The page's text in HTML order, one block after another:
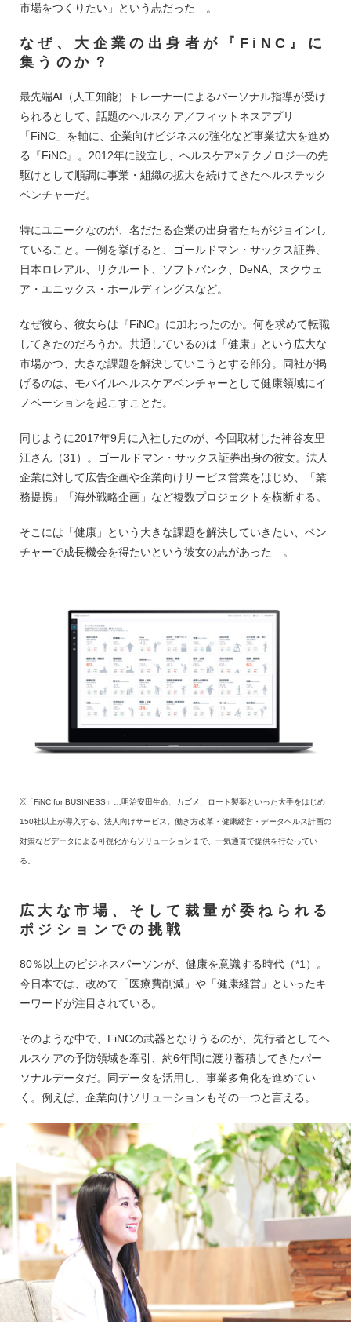
市場をつくりたい」という志だった―。
なぜ、大企業の出身者が『FiNC』に
集うのか？
最先端AI（人工知能）トレーナーによるパーソナル指導が受け
られるとして、話題のヘルスケア／フィットネスアプリ
「FiNC」を軸に、企業向けビジネスの強化など事業拡大を進め
る『FiNC』。2012年に設立し、ヘルスケア×テクノロジーの先
駆けとして順調に事業・組織の拡大を続けてきたヘルステック
ベンチャーだ。
特にユニークなのが、名だたる企業の出身者たちがジョインし
ていること。一例を挙げると、ゴールドマン・サックス証券、
日本ロレアル、リクルート、ソフトバンク、DeNA、スクウェ
ア・エニックス・ホールディングスなど。
なぜ彼ら、彼女らは『FiNC』に加わったのか。何を求めて転職
してきたのだろうか。共通しているのは「健康」という広大な
市場かつ、大きな課題を解決していこうとする部分。同社が掲
げるのは、モバイルヘルスケアベンチャーとして健康領域にイ
ノベーションを起こすことだ。
同じように2017年9月に入社したのが、今回取材した神谷友里
江さん（31）。ゴールドマン・サックス証券出身の彼女。法人
企業に対して広告企画や企業向けサービス営業をはじめ、「業
務提携」「海外戦略企画」など複数プロジェクトを横断する。
そこには「健康」という大きな課題を解決していきたい、ベン
チャーで成長機会を得たいという彼女の志があった―。
※「FiNC for BUSINESS」…明治安田生命、カゴメ、ロート製薬といった大手をはじめ
150社以上が導入する、法人向けサービス。働き方改革・健康経営・データヘルス計画の
対策などデータによる可視化からソリューションまで、一気通貫で提供を行なってい
る。
広大な市場、そして裁量が委ねられる
ポジションでの挑戦
80％以上のビジネスパーソンが、健康を意識する時代（*1）。
今日本では、改めて「医療費削減」や「健康経営」といったキ
ーワードが注目されている。
そのような中で、FiNCの武器となりうるのが、先行者としてヘ
ルスケアの予防領域を牽引、約6年間に渡り蓄積してきたパー
ソナルデータだ。同データを活用し、事業多角化を進めてい
く。例えば、企業向けソリューションもその一つと言える。